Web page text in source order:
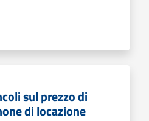
sul prezzo di
di locazione